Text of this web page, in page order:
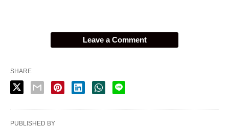
Leave a Comment
SHARE
PUBLISHED BY